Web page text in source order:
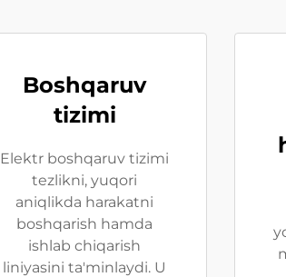
Boshqaruv
tizimi
Elektr boshqaruv tizimi
tezlikni, yuqori
aniqlikda harakatni
boshqarish hamda
ishlab chiqarish
liniyasini ta'minlaydi. U